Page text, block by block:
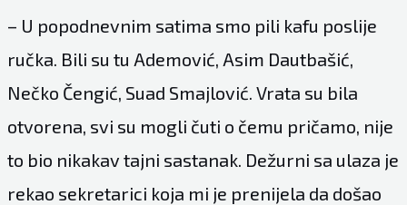
– U popodnevnim satima smo pili kafu poslije
ručka. Bili su tu Ademović, Asim Dautbašić,
Nečko Čengić, Suad Smajlović. Vrata su bila
otvorena, svi su mogli čuti o čemu pričamo, nije
to bio nikakav tajni sastanak. Dežurni sa ulaza je
rekao sekretarici koja mi je prenijela da došao